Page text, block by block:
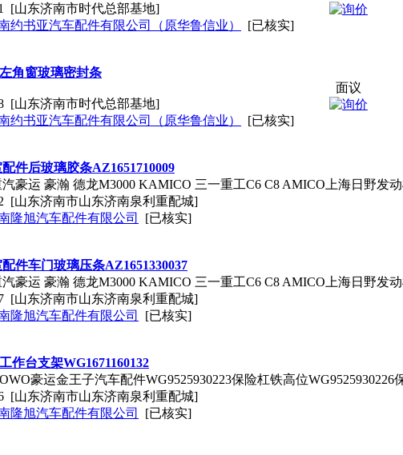
[山东济南市时代总部基地]
约书亚汽车配件有限公司（原华鲁信业）
[已核实]
角窗玻璃密封条
[山东济南市时代总部基地]
约书亚汽车配件有限公司（原华鲁信业）
[已核实]
面议
件后玻璃胶条AZ1651710009
豪运 豪瀚 德龙M3000 KAMICO 三一重工C6 C8 AMICO上海日野发
[山东济南市山东济南泉利重配城]
隆旭汽车配件有限公司
[已核实]
件车门玻璃压条AZ1651330037
豪运 豪瀚 德龙M3000 KAMICO 三一重工C6 C8 AMICO上海日野发
[山东济南市山东济南泉利重配城]
隆旭汽车配件有限公司
[已核实]
作台支架WG1671160132
豪运金王子汽车配件WG9525930223保险杠铁高位WG9525930226
[山东济南市山东济南泉利重配城]
隆旭汽车配件有限公司
[已核实]